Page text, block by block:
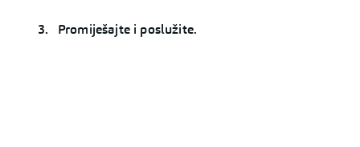
Promiješajte i poslužite.